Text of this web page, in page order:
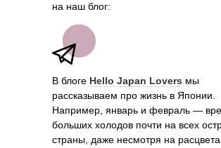
В блоге Hello Japan Lovers мы
рассказываем про жизнь в Японии.
Например, январь и февраль —
больших холодов почти на всех
страны, даже несмотря на
на наш блог: